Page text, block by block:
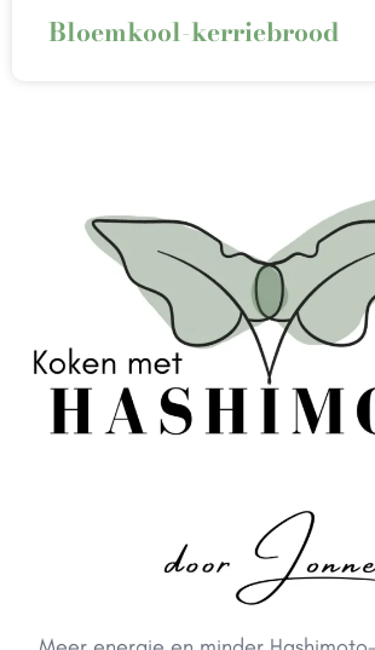
Bloemkool-kerriebrood